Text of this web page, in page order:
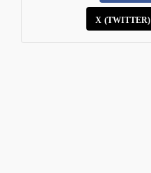
X (TWITTER)